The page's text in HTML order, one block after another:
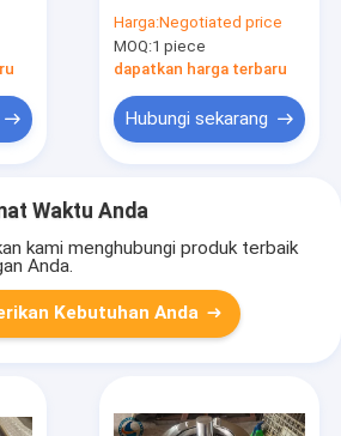
Air
Harga:Negotiated price
MOQ:1 piece
dapatkan harga terbaru
Hubungi sekarang
Waktu Anda
kami menghubungi produk terbaik
Anda.
Kebutuhan Anda